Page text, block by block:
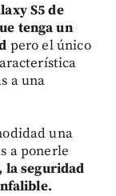
S5 de
tenga un
pero el único
a una
una
a ponerle
la seguridad